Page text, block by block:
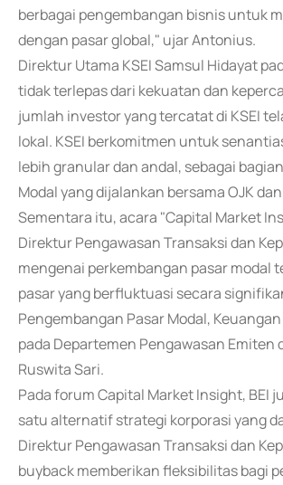
berbagai pengembangan bisnis untuk
dengan pasar global," ujar Antonius.
Direktur Utama KSEI Samsul Hidayat
tidak terlepas dari kekuatan dan
jumlah investor yang tercatat di KSEI
lokal. KSEI berkomitmen untuk
lebih granular dan andal, sebagai
Modal yang dijalankan bersama OJK
Sementara itu, acara "Capital Market
Direktur Pengawasan Transaksi dan
mengenai perkembangan pasar modal
pasar yang berfluktuasi secara
Pengembangan Pasar Modal,
pada Departemen Pengawasan Emiten
Ruswita Sari.
Pada forum Capital Market Insight, BEI
satu alternatif strategi korporasi yang
Direktur Pengawasan Transaksi dan
buyback memberikan fleksibilitas bagi